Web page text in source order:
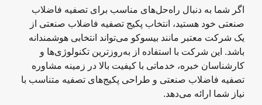
اگر شما به دنبال راه‌حل‌های مناسب برای تصفیه فاضلاب
صنعتی خود هستید، انتخاب پکیج تصفیه فاضلاب صنعتی از
یک شرکت معتبر مانند بیسوکو می‌تواند انتخابی هوشمندانه
باشد. این شرکت با استفاده از به‌روزترین تکنولوژی‌ها و
کارشناسان خبره، خدماتی با کیفیت بالا در زمینه مشاوره
تصفیه فاضلاب صنعتی و طراحی پکیج‌های تصفیه متناسب با
نیاز شما ارائه می‌دهد.